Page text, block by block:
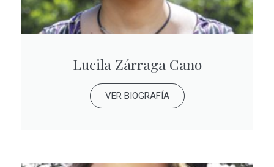
Lucila Zárraga Cano
VER BIOGRAFÍA